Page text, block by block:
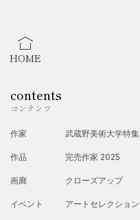
HOME
contents
コンテンツ
作家
作品
画廊
イベント
武蔵野美術大学特集
完売作家 2025
クローズアップ
アートセレクション